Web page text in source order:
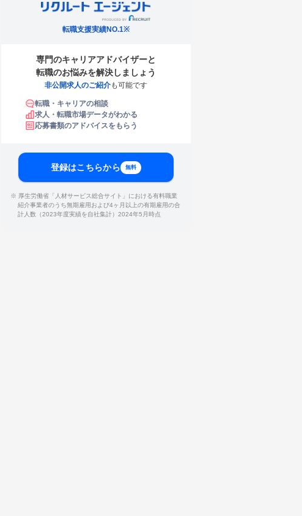
転職支援実績NO.1※
専門のキャリアアドバイザーと
転職のお悩みを解決しましょう
非公開求人のご紹介も可能です
転職・キャリアの相談
求人・転職市場データがわかる
応募書類のアドバイスをもらう
登録はこちらから 無料
※ 厚生労働省「人材サービス総合サイト」における有料職業
紹介事業者のうち無期雇用および4ヶ月以上の有期雇用の合
計人数（2023年度実績を自社集計）2024年5月時点